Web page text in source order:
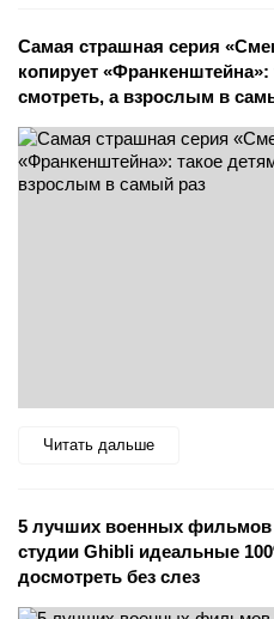
Самая страшная серия
копирует
смотреть, а взрослым в
Читать дальше
5 лучших военных фильмов
студии Ghibli идеальные
досмотреть без слез